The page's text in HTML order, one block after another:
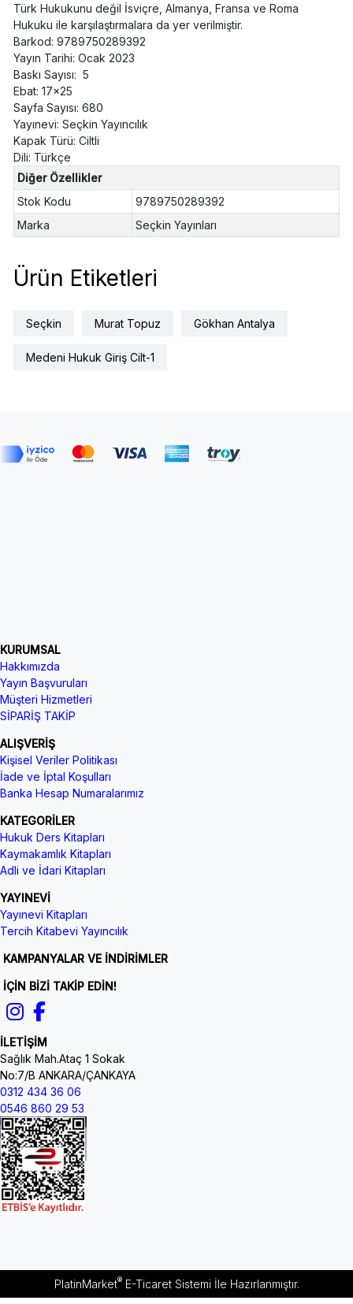
Türk Hukukunu değil İsviçre, Almanya, Fransa ve Roma
Hukuku ile karşılaştırmalara da yer verilmiştir.
Barkod: 9789750289392
Yayın Tarihi: Ocak 2023
Baskı Sayısı: 5
Ebat: 17x25
Sayfa Sayısı: 680
Yayınevi: Seçkin Yayıncılık
Kapak Türü: Ciltli
Dili: Türkçe
Diğer Özellikler
Stok Kodu
9789750289392
Marka
Seçkin Yayınları
Ürün Etiketleri
Seçkin Murat Topuz Gökhan Antalya
Medeni Hukuk Giriş Cilt-1
KURUMSAL
Hakkımızda
Yayın Başvuruları
Müşteri Hizmetleri
SİPARİŞ TAKİP
ALIŞVERİŞ
Kişisel Veriler Politikası
İade ve İptal Koşulları
Banka Hesap Numaralarımız
KATEGORİLER
Hukuk Ders Kitapları
Kaymakamlık Kitapları
Adli ve İdari Kitapları
YAYINEVİ
Yayınevi Kitapları
Tercih Kitabevi Yayıncılık
KAMPANYALAR VE İNDİRİMLER
İÇİN BİZİ TAKİP EDİN!
İLETİŞİM
Sağlık Mah.Ataç 1 Sokak
No:7/B ANKARA/ÇANKAYA
0312 434 36 06
0546 860 29 53
PlatinMarket®E-Ticaret Sistemiİle Hazırlanmıştır.